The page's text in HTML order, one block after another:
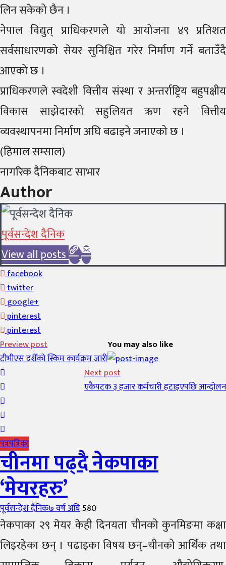
लिन सकेको छैन ।
नेपाल विद्युत् प्राधिकरणले यो आयोजना ४९ प्रतिशत
सर्वसाधारणको सेयर सुनिश्चित गरेर निर्माण गर्ने बताउँदै
आएको छ ।
प्राधिकरणले स्वदेशी वित्तीय संस्था र अन्तर्राष्ट्रिय बहुपक्षीय
विकास साझेदारको सहुलियत ऋण रहने वित्तीय
व्यवस्थापनमा निर्माण अघि बढाइने जनाएको छ ।
(हिमाल सम्साल)
नागरिक दैनिकबाट साभार
Author
पूर्वसन्देश दैनिक
View all posts
facebook
twitter
google+
pinterest
pinterest
Preview post
टीभीएस दशैँको स्किम कार्यक्रम जारी
Next post
एकैपटक ३ हजार कर्मचारी हटाइएपछि आन्दोलन
You may also like
पत्रपत्रिका
चीनमा पढ्दै नेकपाका
‘मेयरहरु’
Author
पूर्वसन्देश दैनिकPosted
on
७ वर्ष अघि580
नेकपाका २९ मेयर केही दिनयता चीनको कुनमिङमा कक्षा
लिइरहेका छन् । पढाइका विषय छन्–चीनको आर्थिक तथा